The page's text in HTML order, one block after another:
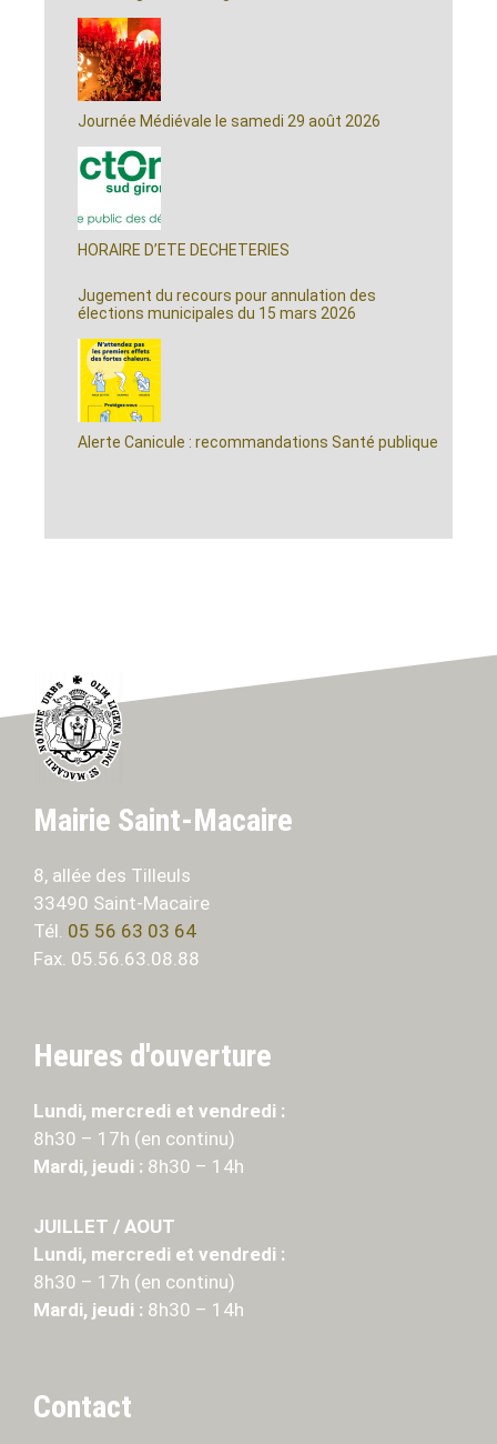
Journée Médiévale le samedi 29 août 2026
HORAIRE D’ETE DECHETERIES
Jugement du recours pour annulation des
élections municipales du 15 mars 2026
Alerte Canicule : recommandations Santé publique
Mairie Saint-Macaire
8, allée des Tilleuls
33490 Saint-Macaire
Tél. 05 56 63 03 64
Fax. 05.56.63.08.88
Heures d'ouverture
Lundi, mercredi et vendredi :
8h30 – 17h (en continu)
Mardi, jeudi : 8h30 – 14h
JUILLET / AOUT
Lundi, mercredi et vendredi :
8h30 – 17h (en continu)
Mardi, jeudi : 8h30 – 14h
Contact